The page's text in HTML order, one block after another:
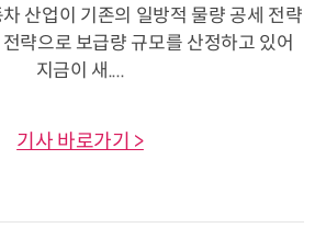
산업이 기존의 일방적 물량 공세 전략
략으로 보급량 규모를 산정하고 있어
지금이 새....
기사 바로가기 >